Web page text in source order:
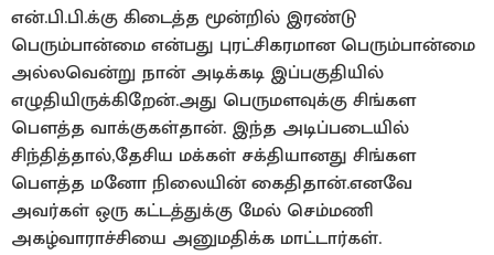
என்.பி.பி.க்கு கிடைத்த மூன்றில் இரண்டு
பெரும்பான்மை என்பது புரட்சிகரமான பெரும்பான்மை
அல்லவென்று நான் அடிக்கடி இப்பகுதியில்
எழுதியிருக்கிறேன்.அது பெருமளவுக்கு சிங்கள
பௌத்த வாக்குகள்தான். இந்த அடிப்படையில்
சிந்தித்தால்,தேசிய மக்கள் சக்தியானது சிங்கள
பௌத்த மனோ நிலையின் கைதிதான்.எனவே
அவர்கள் ஒரு கட்டத்துக்கு மேல் செம்மணி
அகழ்வாராச்சியை அனுமதிக்க மாட்டார்கள்.